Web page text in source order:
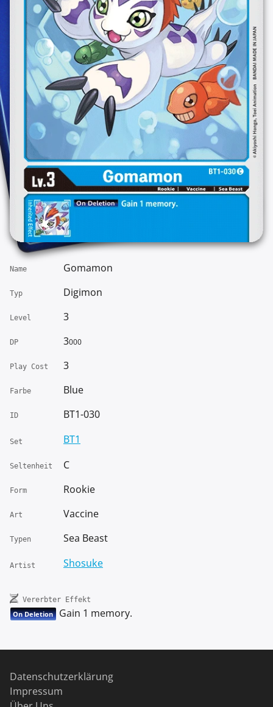
Name Gomamon
Typ Digimon
Level 3
DP 3000
Play Cost 3
Farbe Blue
ID BT1-030
Set BT1
Seltenheit C
Form Rookie
Art Vaccine
Typen Sea Beast
Artist Shosuke
Vererbter Effekt
On Deletion Gain 1 memory.
Datenschutzerklärung
Impressum